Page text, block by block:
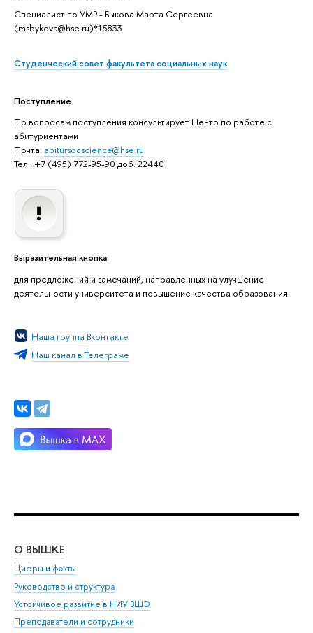
Специалист по УМР - Быкова Марта Сергеевна
(msbykova@hse.ru)*15833
Студенческий совет факультета социальных наук
Поступление
По вопросам поступления консультирует Центр по работе с
абитуриентами
Почта: abitursocscience@hse.ru
Тел.: +7 (495) 772-95-90 доб. 22440
Выразительная кнопка
для предложений и замечаний, направленных на улучшение
деятельности университета и повышение качества образования
Наша группа Вконтакте
Наш канал в Телеграме
О ВЫШКЕ
Цифры и факты
Руководство и структура
Устойчивое развитие в НИУ ВШЭ
Преподаватели и сотрудники